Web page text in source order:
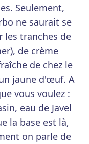
Seulement,
ne saurait se
les tranches de
de crème
de chez le
jaune d'œuf. A
vous voulez :
eau de Javel
la base est là,
on parle de